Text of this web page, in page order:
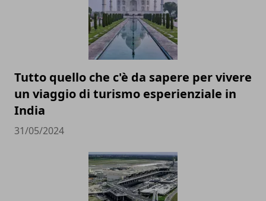
Tutto quello che c'è da sapere per vivere
un viaggio di turismo esperienziale in
India
31/05/2024